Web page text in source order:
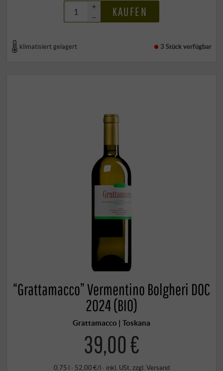
+
–
KAUFEN
klimatisiert gelagert 3 Stückverfügbar
“Grattamacco” Vermentino Bolgheri DOC
2024 (BIO)
Grattamacco | Toskana
39,00 €
0,75 l · 52,00 €/l · inkl. USt, zzgl. Versand